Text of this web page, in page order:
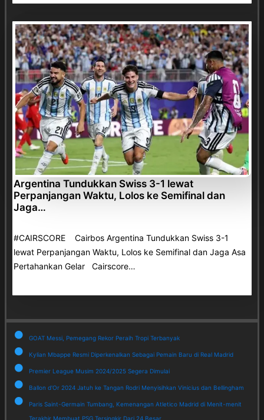
Argentina Tundukkan Swiss 3-1 lewat
Perpanjangan Waktu, Lolos ke Semifinal dan
Jaga…
#CAIRSCORE Cairbos Argentina Tundukkan Swiss 3-1
lewat Perpanjangan Waktu, Lolos ke Semifinal dan Jaga Asa
Pertahankan Gelar Cairscore…
GOAT Messi, Pemegang Rekor Peraih Tropi Terbanyak
Kylian Mbappe Resmi Diperkenalkan Sebagai Pemain Baru di Real Madrid
Premier League Musim 2024/2025 Segera Dimulai
Ballon d'Or 2024 Jatuh ke Tangan Rodri Menyisihkan Vinicius dan Bellingham
Paris Saint-Germain Tumbang, Kemenangan Atletico Madrid di Menit-menit
Terakhir Membuat PSG Tersingkir Dari 24 Besar